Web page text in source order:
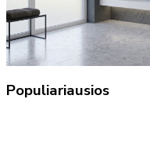
Populiariausios